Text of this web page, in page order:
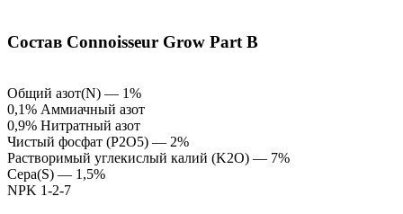
Состав Connoisseur Grow Part B
Общий азот(N) — 1%
0,1% Аммиачный азот
0,9% Нитратный азот
Чистый фосфат (P2O5) — 2%
Растворимый углекислый калий (K2O) — 7%
Сера(S) — 1,5%
NPK 1-2-7